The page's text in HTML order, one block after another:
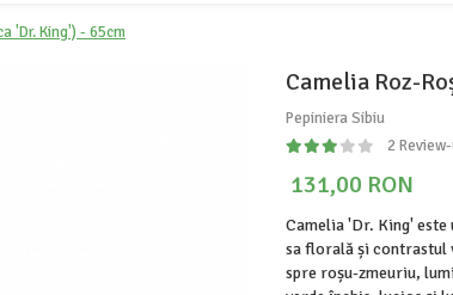
'Dr. King') - 65cm
Camelia Roz-
Pepiniera Sibiu
2
131,00 RON
Camelia 'Dr. King' este
sa florală și contrastul
spre roșu-zmeuriu,